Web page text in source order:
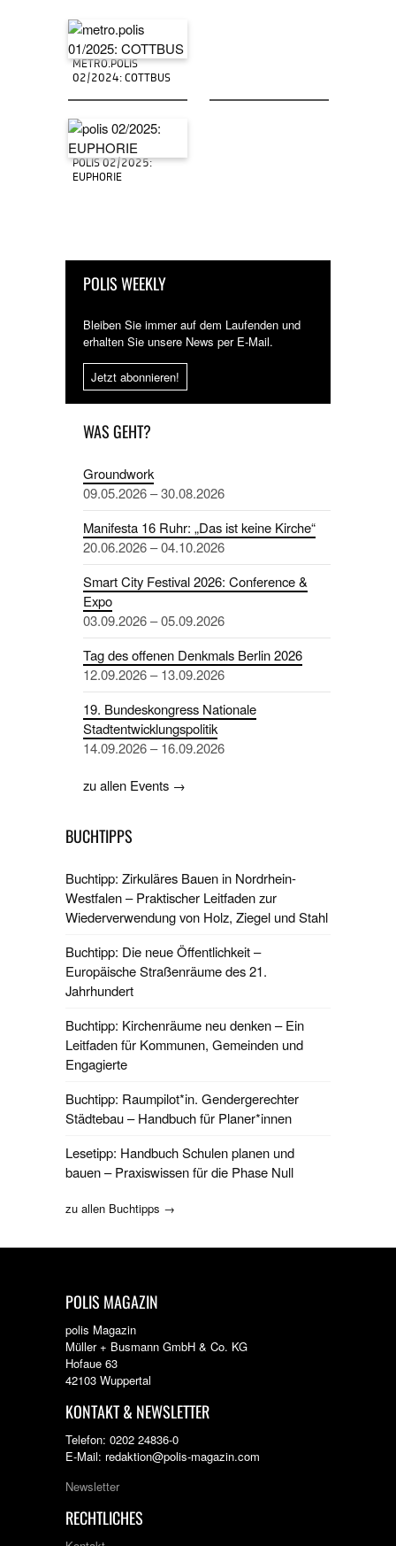
METRO.POLIS
02/2024: COTTBUS
POLIS 02/2025:
EUPHORIE
POLIS WEEKLY
Bleiben Sie immer auf dem Laufenden und
erhalten Sie unsere News per E-Mail.
Jetzt abonnieren!
WAS GEHT?
Groundwork
09.05.2026 – 30.08.2026
Manifesta 16 Ruhr: „Das ist keine Kirche“
20.06.2026 – 04.10.2026
Smart City Festival 2026: Conference &
Expo
03.09.2026 – 05.09.2026
Tag des offenen Denkmals Berlin 2026
12.09.2026 – 13.09.2026
19. Bundeskongress Nationale
Stadtentwicklungspolitik
14.09.2026 – 16.09.2026
zu allen Events →
BUCHTIPPS
Buchtipp: Zirkuläres Bauen in Nordrhein-
Westfalen – Praktischer Leitfaden zur
Wiederverwendung von Holz, Ziegel und Stahl
Buchtipp: Die neue Öffentlichkeit –
Europäische Straßenräume des 21.
Jahrhundert
Buchtipp: Kirchenräume neu denken – Ein
Leitfaden für Kommunen, Gemeinden und
Engagierte
Buchtipp: Raumpilot*in. Gendergerechter
Städtebau – Handbuch für Planer*innen
Lesetipp: Handbuch Schulen planen und
bauen – Praxiswissen für die Phase Null
zu allen Buchtipps →
POLIS MAGAZIN
polis Magazin
Müller + Busmann GmbH & Co. KG
Hofaue 63
42103 Wuppertal
KONTAKT & NEWSLETTER
Telefon: 0202 24836-0
E-Mail: redaktion@polis-magazin.com
Newsletter
RECHTLICHES